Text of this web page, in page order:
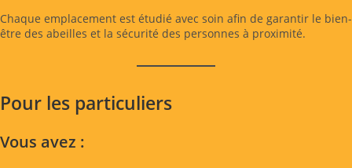
Chaque emplacement est étudié avec soin afin de garantir le bien-
être des abeilles et la sécurité des personnes à proximité.
Pour les particuliers
Vous avez :